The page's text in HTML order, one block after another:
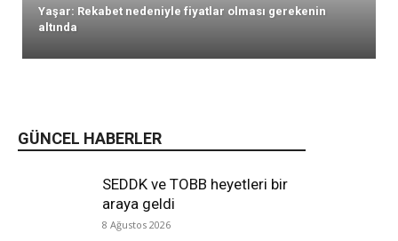
GÜNCEL HABERLER
SEDDK ve TOBB heyetleri bir
araya geldi
8 Ağustos 2026
Yaşar: Rekabet nedeniyle fiyatlar olması gerekenin
altında